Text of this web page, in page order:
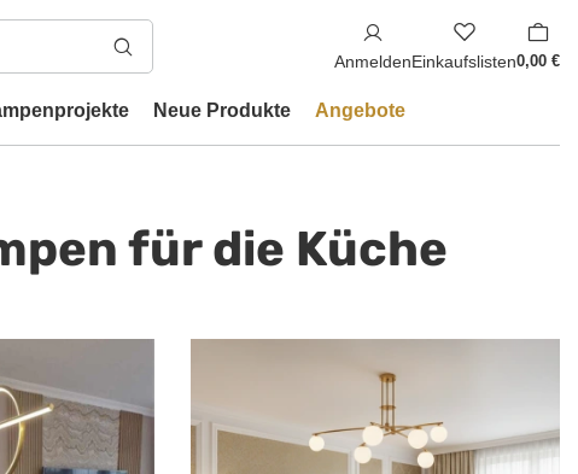
AnmeldenEinkaufslisten0,00 €
Neue Produkte Angebote
für die Küche